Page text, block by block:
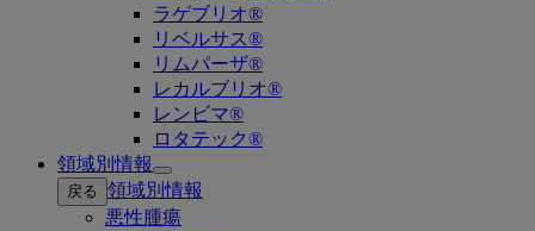
ラゲブリオ®
リベルサス®
リムパーザ®
レカルブリオ®
レンビマ®
ロタテック®
領域別情報
Open
submenu
戻る 領域別情報
悪性腫瘍